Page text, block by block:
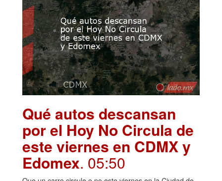
Qué autos descansan
por el Hoy No Circula de
este viernes en CDMX y
Edomex. 05:50